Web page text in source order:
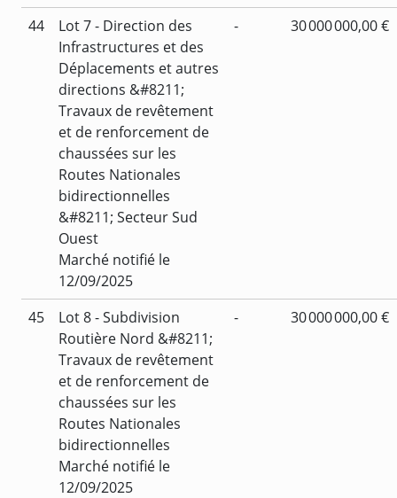
44
Lot 7 - Direction des
Infrastructures et des
Déplacements et autres
directions &#8211;
Travaux de revêtement
et de renforcement de
chaussées sur les
Routes Nationales
bidirectionnelles
&#8211; Secteur Sud
Ouest
Marché notifié le
12/09/2025
- 30 000 000,00 €
45
Lot 8 - Subdivision
Routière Nord &#8211;
Travaux de revêtement
et de renforcement de
chaussées sur les
Routes Nationales
bidirectionnelles
Marché notifié le
12/09/2025
- 30 000 000,00 €